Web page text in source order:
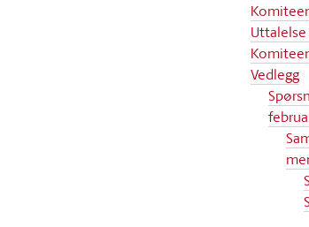
Vedlegg